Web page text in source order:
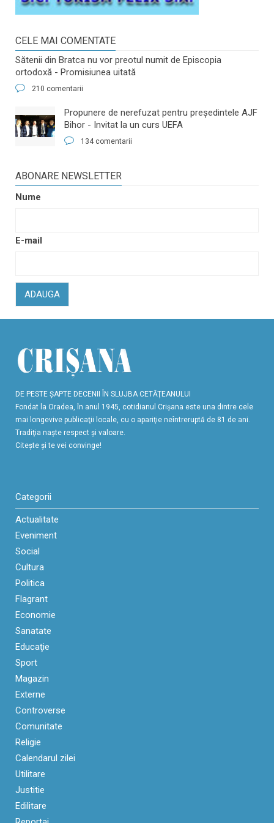
CELE MAI COMENTATE
Sătenii din Bratca nu vor preotul numit de Episcopia
ortodoxă - Promisiunea uitată
210 comentarii
​Propunere de nerefuzat pentru preşedintele AJF
Bihor - Invitat la un curs UEFA
134 comentarii
ABONARE NEWSLETTER
Nume
E-mail
ADAUGA
DE PESTE ŞAPTE DECENII ÎN SLUJBA CETĂŢEANULUI
Fondat la Oradea, în anul 1945, cotidianul Crişana este una dintre cele
mai longevive publicaţii locale, cu o apariţie neîntreruptă de 81 de ani.
Tradiţia naşte respect şi valoare.
Citeşte şi te vei convinge!
Categorii
Actualitate
Eveniment
Social
Cultura
Politica
Flagrant
Economie
Sanatate
Educaţie
Sport
Magazin
Externe
Controverse
Comunitate
Religie
Calendarul zilei
Utilitare
Justitie
Edilitare